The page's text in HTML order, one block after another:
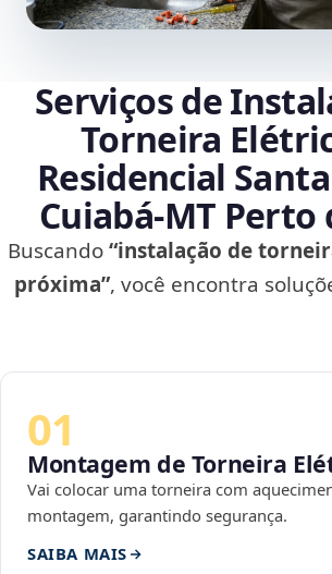
Serviços de
Torneira
Residencial
Cuiabá‑MT Perto
Buscando“instalação de
próxima”, você encontra
01
Montagem de Torneira
Vai colocar uma torneira com
montagem, garantindo segurança.
SAIBA MAIS